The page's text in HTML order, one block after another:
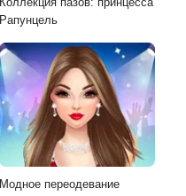
Рапунцель
Модное переодевание